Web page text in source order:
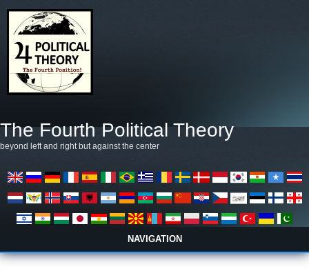
The Fourth Political Theory
beyond left and right but against the center
NAVIGATION